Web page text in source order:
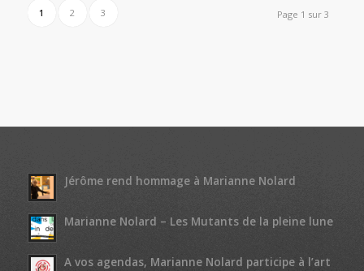
Page 1 sur 3
1 2 3
Jérôme rend hommage à Marianne Nolard
Marianne Nolard – Les Mutants de la pleine lune
A vos agendas, Marianne Nolard participe à l’art